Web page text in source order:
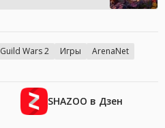
Guild Wars 2 Игры ArenaNet
SHAZOO в Дзен